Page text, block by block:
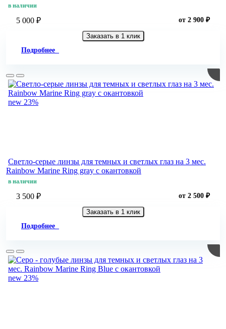
в наличии
5 000 ₽ от 2 900 ₽
Заказать в 1 клик
Подробнее
new 23%
Светло-серые линзы для темных и светлых глаз на 3 мес.
Rainbow Marine Ring gray с окантовкой
в наличии
3 500 ₽ от 2 500 ₽
Заказать в 1 клик
Подробнее
new 23%